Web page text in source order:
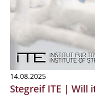
14.08.2025
Stegreif ITE | Will